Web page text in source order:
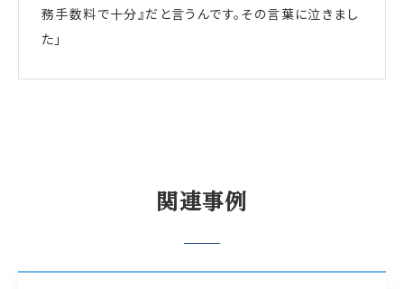
務手数料で十分』だと言うんです。その言葉に泣きまし
た」
関連事例